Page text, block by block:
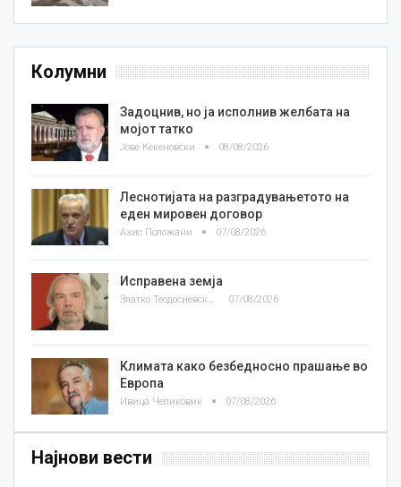
Колумни
Задоцнив, но ја исполнив желбата на
мојот татко
Јове Кекеновски 08/08/2026
Леснотијата на разградувањетото на
еден мировен договор
Азис Положани 07/08/2026
Исправена земја
Златко Теодосиевски 07/08/2026
Климата како безбедносно прашање во
Европа
Ивица Челиковиќ 07/08/2026
Најнови вести